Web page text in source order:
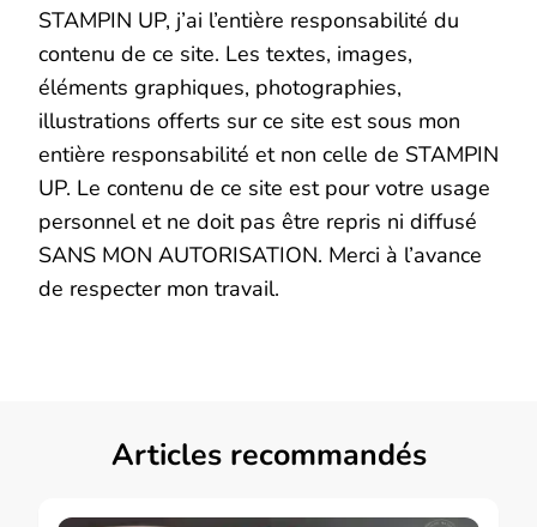
STAMPIN UP, j’ai l’entière responsabilité du
contenu de ce site. Les textes, images,
éléments graphiques, photographies,
illustrations offerts sur ce site est sous mon
entière responsabilité et non celle de STAMPIN
UP. Le contenu de ce site est pour votre usage
personnel et ne doit pas être repris ni diffusé
SANS MON AUTORISATION. Merci à l’avance
de respecter mon travail.
Articles recommandés